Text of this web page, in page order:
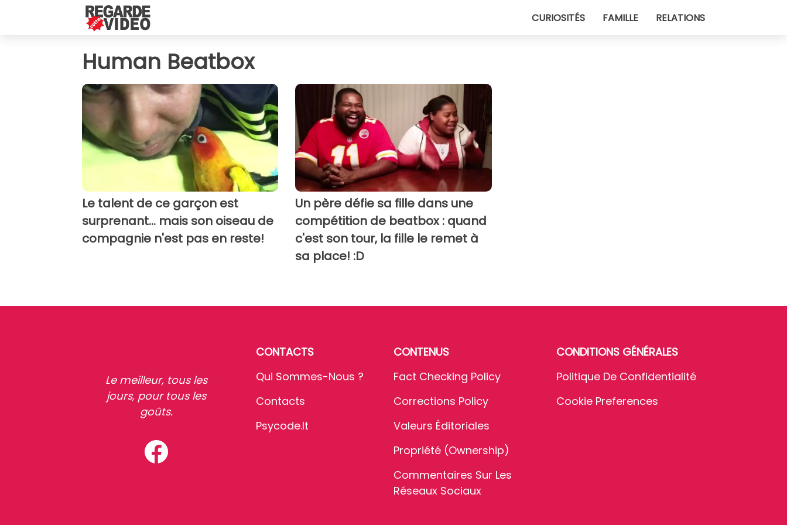
CURIOSITÉS FAMILLE RELATIONS
Human Beatbox
Le talent de ce garçon est
surprenant... mais son oiseau de
compagnie n'est pas en reste!
Un père défie sa fille dans une
compétition de beatbox : quand
c'est son tour, la fille le remet à
sa place! :D
Le meilleur, tous les
jours, pour tous les
goûts.
CONTACTS
Qui Sommes-Nous ?
Contacts
Psycode.it
CONTENUS
Fact Checking Policy
Corrections Policy
Valeurs Éditoriales
Propriété (Ownership)
Commentaires Sur Les
Réseaux Sociaux
CONDITIONS GÉNÉRALES
Politique De Confidentialité
Cookie Preferences